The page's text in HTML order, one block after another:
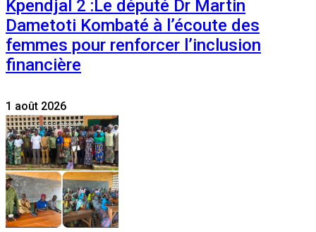
Kpendjal 2 :Le député Dr Martin
Dametoti Kombaté à l’écoute des
femmes pour renforcer l’inclusion
financière
1 août 2026